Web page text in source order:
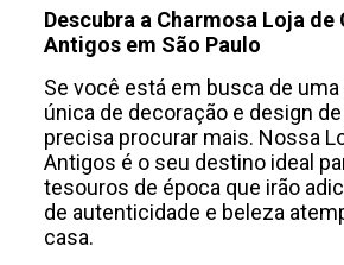
Descubra a Charmosa Loja de
Antigos em São Paulo
Se você está em busca de
única de decoração e design
precisa procurar mais. Nossa
Antigos é o seu destino ideal
tesouros de época que irão
de autenticidade e beleza
casa.